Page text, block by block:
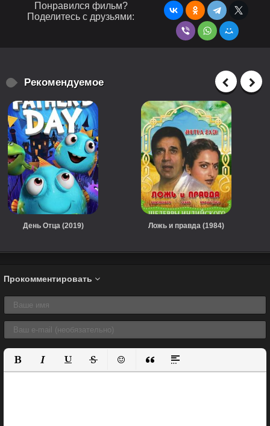
Понравился фильм?
Поделитесь с друзьями:
Рекомендуемое
День Отца (2019) Ложь и правда (1984)
Прокомментировать
Полужирный
КурсивПодчеркнутый
ЗачеркнутыйВставить смайлик
Вставка цитаты
Вставка спойлера